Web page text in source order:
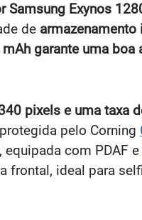
Samsung Exynos
de armazenamento
garante uma boa
pixels e uma taxa
pelo Corning
, equipada com PDAF e
frontal, ideal para